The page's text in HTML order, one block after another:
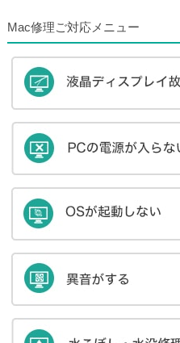
Mac修理ご対応メニュー